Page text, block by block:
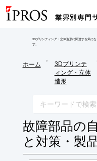
3Dプリンティング・立体造形に関連する気に
す。
ホーム
>
3Dプリンテ
ィング・立体
造形
故障部品の
と対策・製